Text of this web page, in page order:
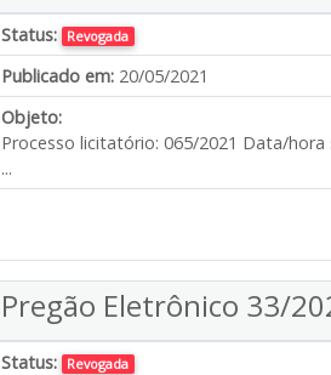
Status: Revogada
Publicado em: 20/05/2021
Objeto:
Processo licitatório: 065/2021 Data/hora
...
Pregão Eletrônico 33/
Status: Revogada